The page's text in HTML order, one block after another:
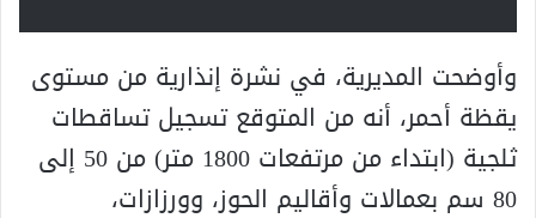
وأوضحت المديرية، في نشرة إنذارية من مستوى
يقظة أحمر، أنه من المتوقع تسجيل تساقطات
ثلجية (ابتداء من مرتفعات 1800 متر) من 50 إلى
80 سم بعمالات وأقاليم الحوز، وورزازات،